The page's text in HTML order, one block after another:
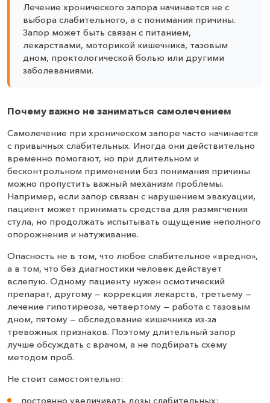
Лечение хронического запора начинается не с
выбора слабительного, а с понимания причины.
Запор может быть связан с питанием,
лекарствами, моторикой кишечника, тазовым
дном, проктологической болью или другими
заболеваниями.
Почему важно не заниматься самолечением
Самолечение при хроническом запоре часто начинается
с привычных слабительных. Иногда они действительно
временно помогают, но при длительном и
бесконтрольном применении без понимания причины
можно пропустить важный механизм проблемы.
Например, если запор связан с нарушением эвакуации,
пациент может принимать средства для размягчения
стула, но продолжать испытывать ощущение неполного
опорожнения и натуживание.
Опасность не в том, что любое слабительное «вредно»,
а в том, что без диагностики человек действует
вслепую. Одному пациенту нужен осмотический
препарат, другому — коррекция лекарств, третьему —
лечение гипотиреоза, четвертому — работа с тазовым
дном, пятому — обследование кишечника из-за
тревожных признаков. Поэтому длительный запор
лучше обсуждать с врачом, а не подбирать схему
методом проб.
Не стоит самостоятельно:
постоянно увеличивать дозы слабительных;